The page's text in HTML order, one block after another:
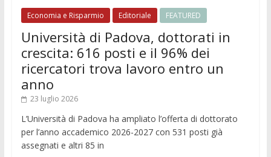
Economia e Risparmio Editoriale FEATURED
Università di Padova, dottorati in
crescita: 616 posti e il 96% dei
ricercatori trova lavoro entro un
anno
23 luglio 2026
L’Università di Padova ha ampliato l’offerta di dottorato
per l’anno accademico 2026-2027 con 531 posti già
assegnati e altri 85 in